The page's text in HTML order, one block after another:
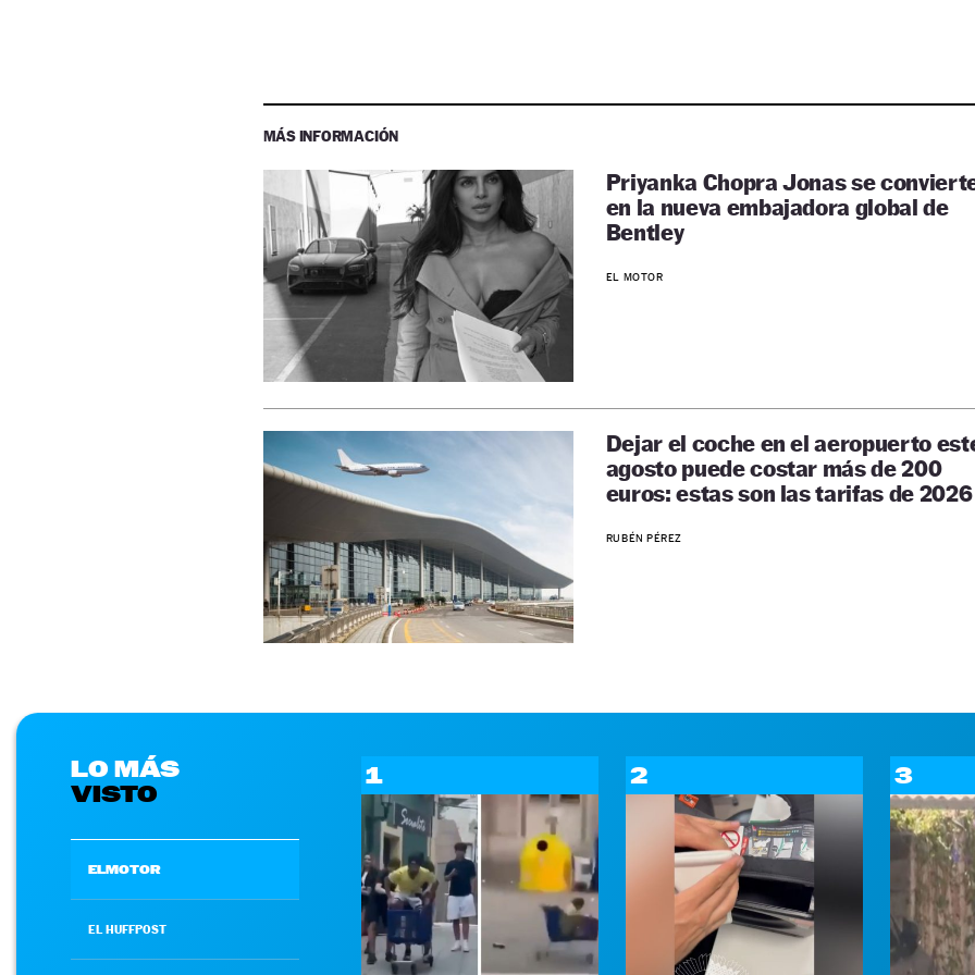
MÁS INFORMACIÓN
Priyanka Chopra Jonas se
en la nueva embajadora global de
Bentley
EL MOTOR
Dejar el coche en el aeropuerto
agosto puede costar más de 200
euros: estas son las tarifas de 2026
RUBÉN PÉREZ
LO MÁS
VISTO
ELMOTOR
EL HUFFPOST
1 2 3